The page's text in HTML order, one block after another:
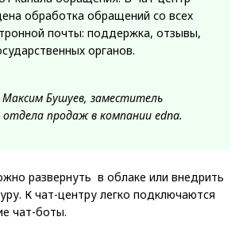
обработка обращений со всех
почты: поддержка, отзывы,
органов.
Максим Бушуев, заместитель
отдела продаж в компании edna.
развернуть в облаке или внедрить
К чат-центру легко подключаются
чат-боты.